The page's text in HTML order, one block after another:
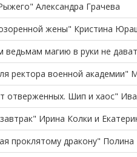
Александра Грачева
жены" Кристина
ведьмам магию в руки не
ректора военной академии"
отверженных. Шип и хаос"
Ирина Колки и
проклятому дракону" Полина